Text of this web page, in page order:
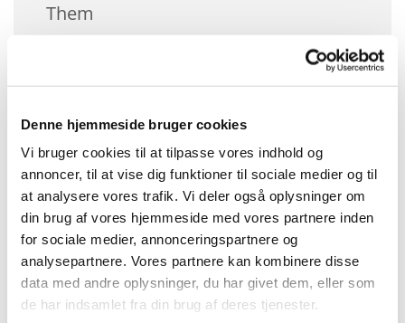
Denne hjemmeside bruger cookies
Vi bruger cookies til at tilpasse vores indhold og
annoncer, til at vise dig funktioner til sociale medier og til
at analysere vores trafik. Vi deler også oplysninger om
din brug af vores hjemmeside med vores partnere inden
for sociale medier, annonceringspartnere og
analysepartnere. Vores partnere kan kombinere disse
data med andre oplysninger, du har givet dem, eller som
de har indsamlet fra din brug af deres tjenester.
Them